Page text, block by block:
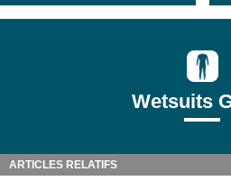
Wetsuits
ARTICLES RELATIFS